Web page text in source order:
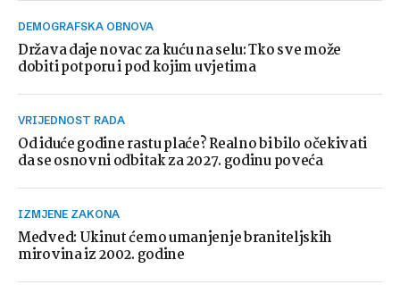
DEMOGRAFSKA OBNOVA
Država daje novac za kuću na selu: Tko sve može
dobiti potporu i pod kojim uvjetima
VRIJEDNOST RADA
Od iduće godine rastu plaće? Realno bi bilo očekivati
da se osnovni odbitak za 2027. godinu poveća
IZMJENE ZAKONA
Medved: Ukinut ćemo umanjenje braniteljskih
mirovina iz 2002. godine